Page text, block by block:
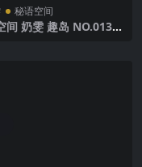
秘语空间
间 奶雯 趣岛 NO.013期